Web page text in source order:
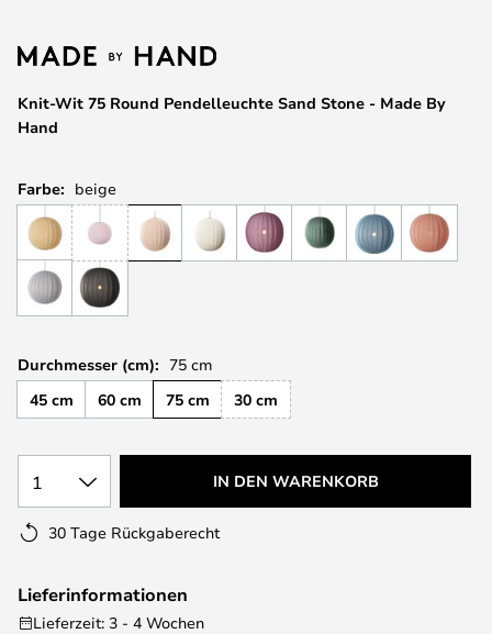
Knit-Wit 75 Round Pendelleuchte Sand Stone - Made By
Hand
Farbe: beige
Durchmesser (cm): 75 cm
45 cm
60 cm 75 cm 30 cm
1 IN DEN WARENKORB
30 Tage Rückgaberecht
Lieferinformationen
Lieferzeit: 3 - 4 Wochen